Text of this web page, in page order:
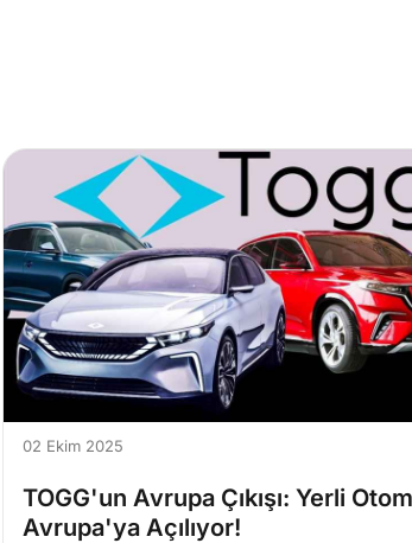
02 Ekim 2025
TOGG'un Avrupa Çıkışı: Yerli
Avrupa'ya Açılıyor!